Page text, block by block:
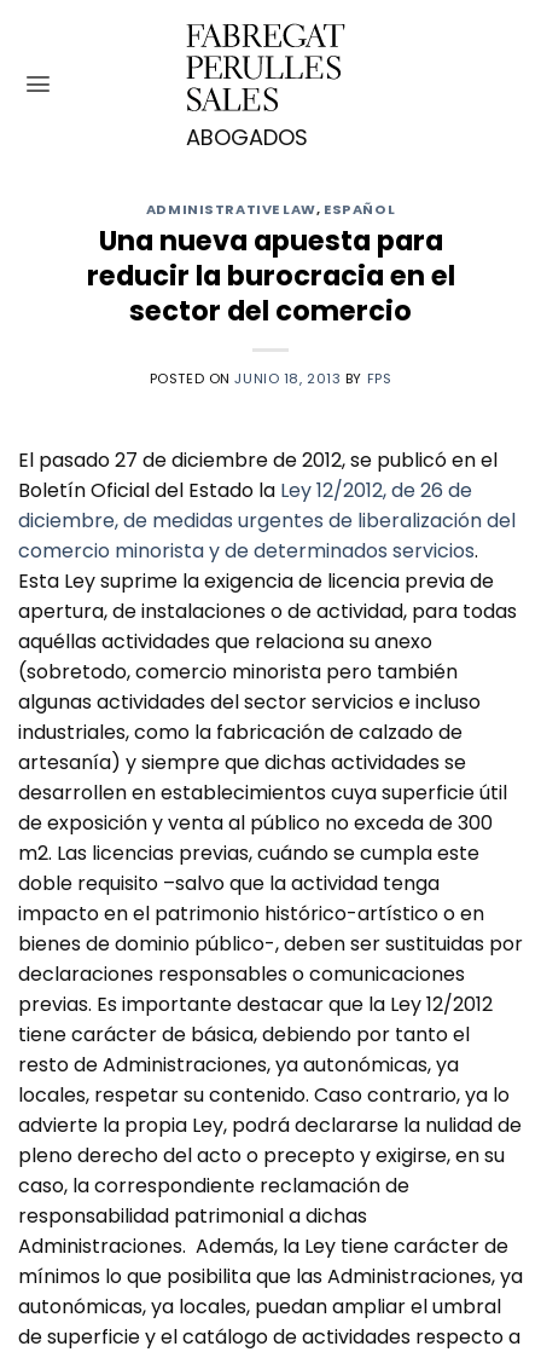
contenido
ADMINISTRATIVE LAW, ESPAÑOL
Una nueva apuesta para
reducir la burocracia en el
sector del comercio
POSTED ONJUNIO 18, 2013 BY FPS
El pasado 27 de diciembre de 2012, se publicó en el
Boletín Oficial del Estado la Ley 12/2012, de 26 de
diciembre, de medidas urgentes de liberalización del
comercio minorista y de determinados servicios.
Esta Ley suprime la exigencia de licencia previa de
apertura, de instalaciones o de actividad, para todas
aquéllas actividades que relaciona su anexo
(sobretodo, comercio minorista pero también
algunas actividades del sector servicios e incluso
industriales, como la fabricación de calzado de
artesanía) y siempre que dichas actividades se
desarrollen en establecimientos cuya superficie útil
de exposición y venta al público no exceda de 300
m2. Las licencias previas, cuándo se cumpla este
doble requisito –salvo que la actividad tenga
impacto en el patrimonio histórico-artístico o en
bienes de dominio público-, deben ser sustituidas por
declaraciones responsables o comunicaciones
previas. Es importante destacar que la Ley 12/2012
tiene carácter de básica, debiendo por tanto el
resto de Administraciones, ya autonómicas, ya
locales, respetar su contenido. Caso contrario, ya lo
advierte la propia Ley, podrá declararse la nulidad de
pleno derecho del acto o precepto y exigirse, en su
caso, la correspondiente reclamación de
responsabilidad patrimonial a dichas
Administraciones. Además, la Ley tiene carácter de
mínimos lo que posibilita que las Administraciones, ya
autonómicas, ya locales, puedan ampliar el umbral
de superficie y el catálogo de actividades respecto a